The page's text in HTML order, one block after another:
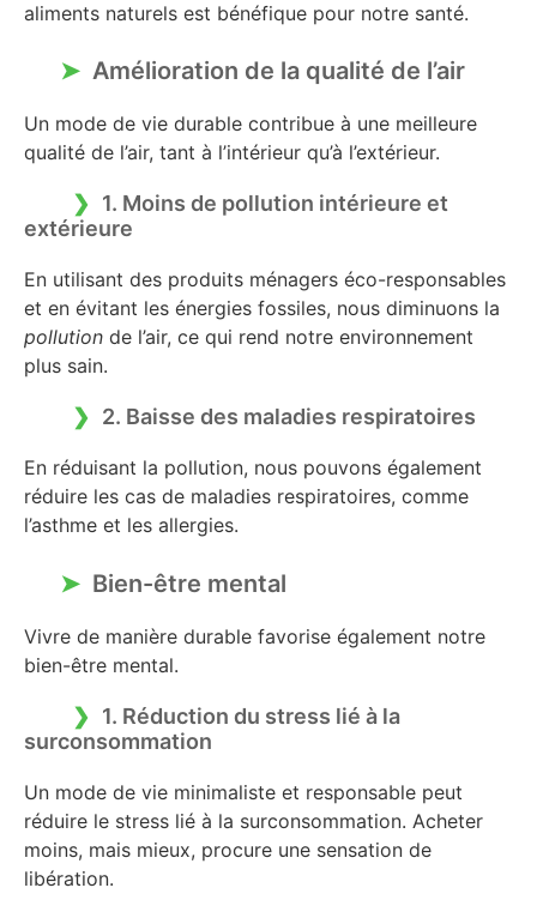
aliments naturels est bénéfique pour notre santé.
Amélioration de la qualité de l’air
Un mode de vie durable contribue à une meilleure
qualité de l’air, tant à l’intérieur qu’à l’extérieur.
1. Moins de pollution intérieure et
extérieure
En utilisant des produits ménagers éco-responsables
et en évitant les énergies fossiles, nous diminuons la
pollution de l’air, ce qui rend notre environnement
plus sain.
2. Baisse des maladies respiratoires
En réduisant la pollution, nous pouvons également
réduire les cas de maladies respiratoires, comme
l’asthme et les allergies.
Bien-être mental
Vivre de manière durable favorise également notre
bien-être mental.
1. Réduction du stress lié à la
surconsommation
Un mode de vie minimaliste et responsable peut
réduire le stress lié à la surconsommation. Acheter
moins, mais mieux, procure une sensation de
libération.